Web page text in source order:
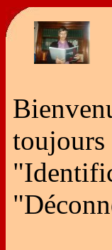
toujours